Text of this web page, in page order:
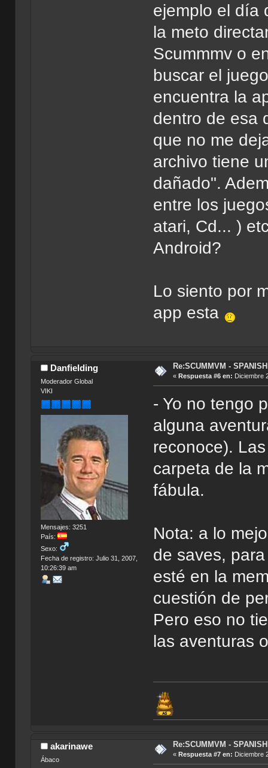
ejemplo el día
la meto
Scummmv o
buscar el
encuentra la
dentro de esa
que no me
archivo tiene
dañado".
entre los
atari, Cd... )
Android?
Lo siento por
app esta
Danfielding
Moderador Global
VIKI
Mensajes: 3251
País:
Sexo:
Fecha de registro: Julio 31, 2007,
10:26:39 am
Re:SCUMMVM -
« Respuesta #6 en: Diciembre
- Yo no tengo
alguna
reconoce).
carpeta de la
fábula.
Nota: a lo
de saves,
esté en la
cuestión de
Pero eso no
las aventuras
akarinawe
Ábaco
Re:SCUMMVM -
« Respuesta #7 en: Diciembre